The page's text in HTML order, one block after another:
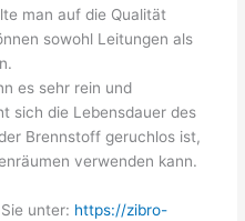
man auf die Qualität
sowohl Leitungen als
es sehr rein und
sich die Lebensdauer des
Brennstoff geruchlos ist,
verwenden kann.
unter: https://zibro-